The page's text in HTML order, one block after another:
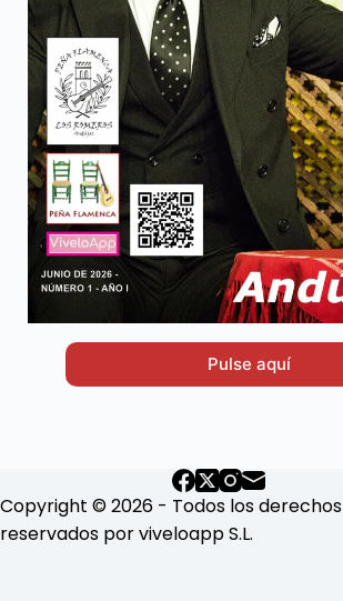
Pulse aquí
Copyright © 2026 - Todos los derechos
reservados por viveloapp S.L.